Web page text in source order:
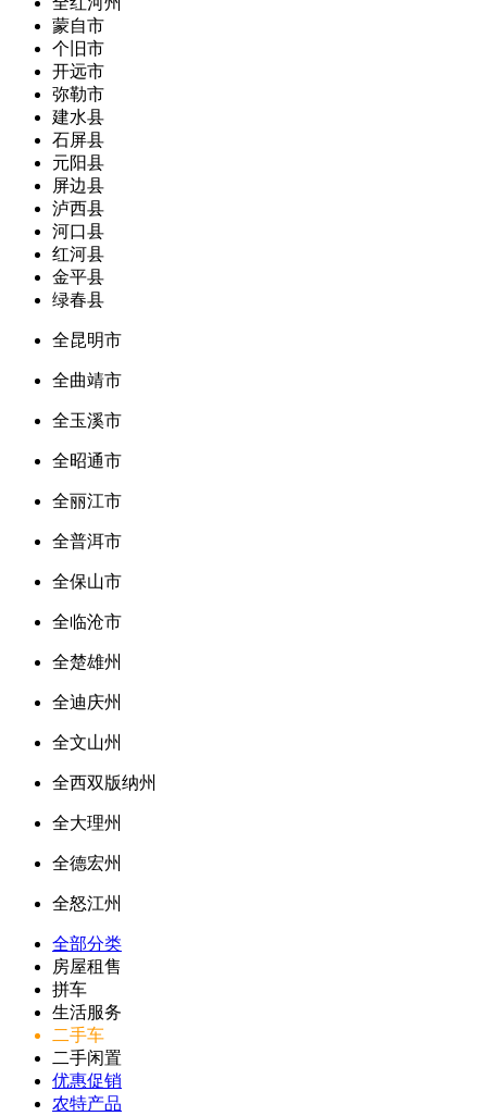
蒙自市
个旧市
开远市
弥勒市
建水县
石屏县
元阳县
屏边县
泸西县
河口县
红河县
金平县
绿春县
全昆明市
全曲靖市
全玉溪市
全昭通市
全丽江市
全普洱市
全保山市
全临沧市
全楚雄州
全迪庆州
全文山州
全西双版纳州
全大理州
全德宏州
全怒江州
全部分类
房屋租售
拼车
生活服务
二手车
二手闲置
优惠促销
农特产品